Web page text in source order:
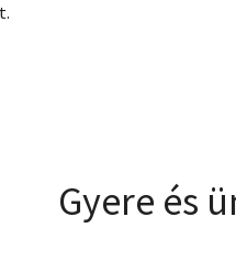
Gyere és